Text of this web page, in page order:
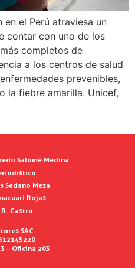
el Perú atraviesa un
contar con uno de los
completos de
a los centros de salud
prevenibles,
la fiebre amarilla. Unicef,
Salomé Medina
Sedano Meza
Rojas
Castro
SAC
– Oficina 203